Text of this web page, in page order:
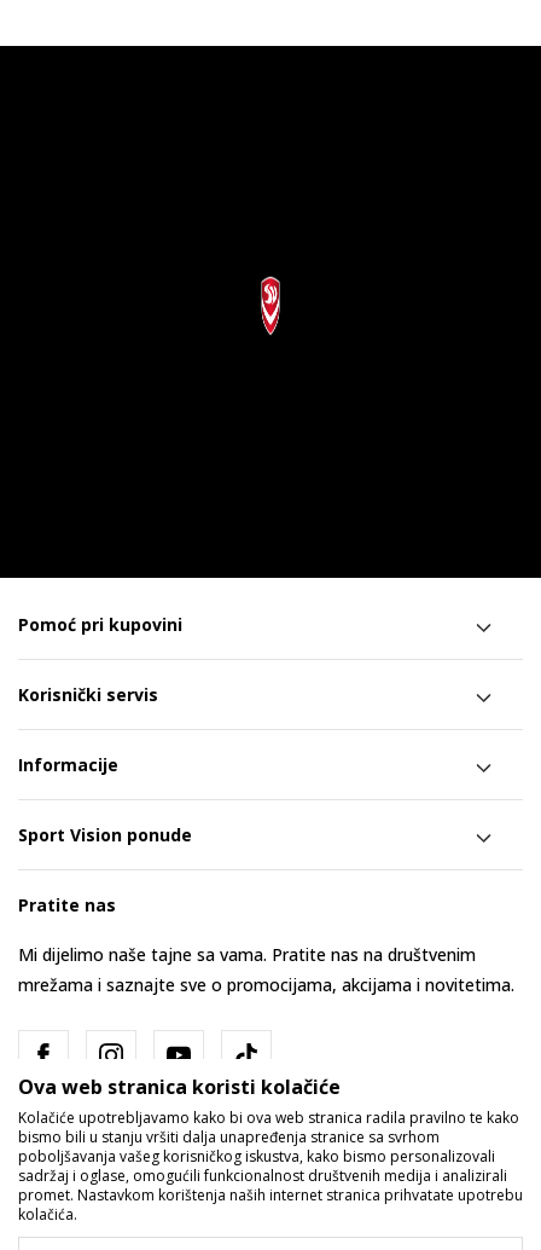
Pomoć pri kupovini
Korisnički servis
Informacije
Sport Vision ponude
Pratite nas
Mi dijelimo naše tajne sa vama. Pratite nas na društvenim
mrežama i saznajte sve o promocijama, akcijama i novitetima.
Bosna i Hercegovina Promijenite
Ova web stranica koristi kolačiće
Kolačiće upotrebljavamo kako bi ova web stranica radila pravilno te kako
bismo bili u stanju vršiti dalja unapređenja stranice sa svrhom
poboljšavanja vašeg korisničkog iskustva, kako bismo personalizovali
sadržaj i oglase, omogućili funkcionalnost društvenih medija i analizirali
promet. Nastavkom korištenja naših internet stranica prihvatate upotrebu
kolačića.